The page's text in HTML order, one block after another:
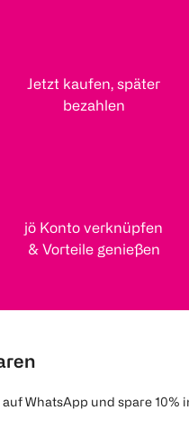
Jetzt kaufen, später
bezahlen
jö Konto verknüpfen
& Vorteile genießen
WhatsApp und spare 10%